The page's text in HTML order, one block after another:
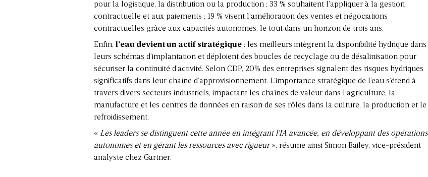
pour la logistique, la distribution ou la production ; 33 % souhaitent l’appliquer à la gestion
contractuelle et aux paiements ; 19 % visent l’amélioration des ventes et négociations
contractuelles grâce aux capacités autonomes, le tout dans un horizon de trois ans.
Enfin, l’eau devient un actif stratégique : les meilleurs intègrent la disponibilité hydrique dans
leurs schémas d’implantation et déploient des boucles de recyclage ou de désalinisation pour
sécuriser la continuité d’activité. Selon CDP, 20% des entreprises signalent des risques hydriques
significatifs dans leur chaîne d’approvisionnement. L’importance stratégique de l’eau s’étend à
travers divers secteurs industriels, impactant les chaînes de valeur dans l’agriculture, la
manufacture et les centres de données en raison de ses rôles dans la culture, la production et le
refroidissement.
« Les leaders se distinguent cette année en intégrant l’IA avancée, en développant des opérations
autonomes et en gérant les ressources avec rigueur», résume ainsi Simon Bailey, vice-président
analyste chez Gartner.